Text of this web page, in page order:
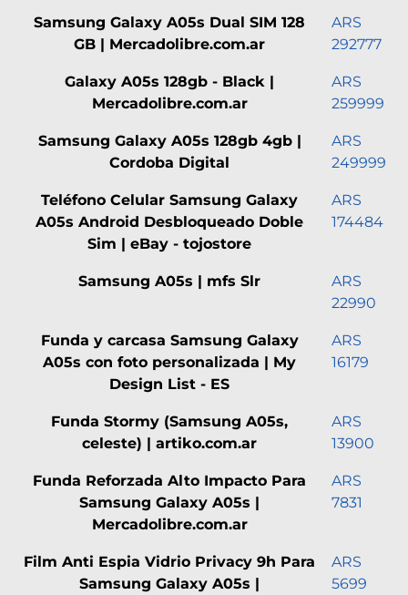
Samsung Galaxy A05s Dual SIM 128
GB | Mercadolibre.com.ar
ARS
292777
Galaxy A05s 128gb - Black |
Mercadolibre.com.ar
ARS
259999
Samsung Galaxy A05s 128gb 4gb |
Cordoba Digital
ARS
249999
Teléfono Celular Samsung Galaxy
A05s Android Desbloqueado Doble
Sim | eBay - tojostore
ARS
174484
Samsung A05s | mfs Slr
ARS
22990
Funda y carcasa Samsung Galaxy
A05s con foto personalizada | My
Design List - ES
ARS
16179
Funda Stormy (Samsung A05s,
celeste) | artiko.com.ar
ARS
13900
Funda Reforzada Alto Impacto Para
Samsung Galaxy A05s |
Mercadolibre.com.ar
ARS
7831
Film Anti Espia Vidrio Privacy 9h Para
Samsung Galaxy A05s |
ARS
5699